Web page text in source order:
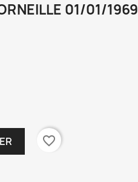
01/01/1969
favorite_border